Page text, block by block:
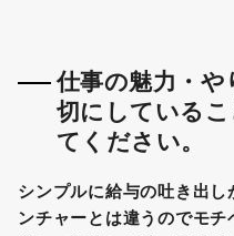
仕事の魅力・や
切にしているこ
てください。
シンプルに給与の吐き出
ンチャーとは違うのでモ